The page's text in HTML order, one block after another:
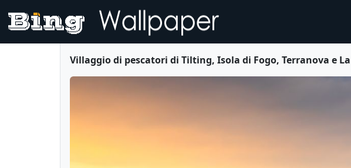
Villaggio di pescatori di Tilting, Isola di Fogo, Terranova e